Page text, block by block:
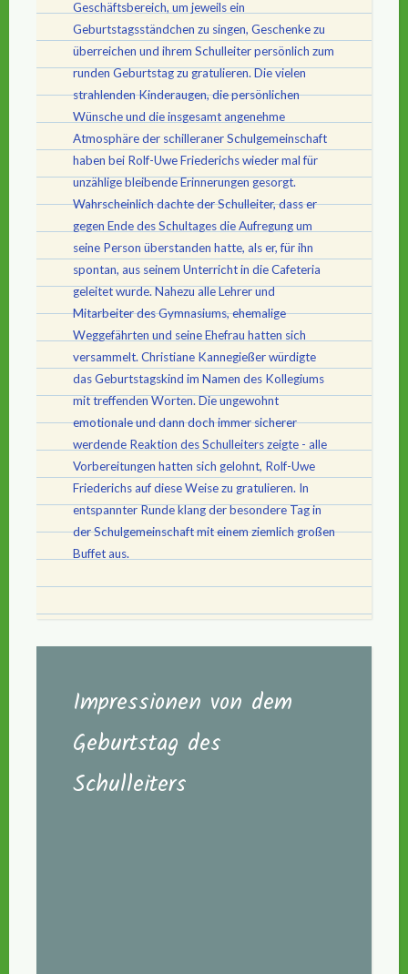
Geschäftsbereich, um jeweils ein
Geburtstagsständchen zu singen, Geschenke zu
überreichen und ihrem Schulleiter persönlich zum
runden Geburtstag zu gratulieren. Die vielen
strahlenden Kinderaugen, die persönlichen
Wünsche und die insgesamt angenehme
Atmosphäre der schilleraner Schulgemeinschaft
haben bei Rolf-Uwe Friederichs wieder mal für
unzählige bleibende Erinnerungen gesorgt.
Wahrscheinlich dachte der Schulleiter, dass er
gegen Ende des Schultages die Aufregung um
seine Person überstanden hatte, als er, für ihn
spontan, aus seinem Unterricht in die Cafeteria
geleitet wurde. Nahezu alle Lehrer und
Mitarbeiter des Gymnasiums, ehemalige
Weggefährten und seine Ehefrau hatten sich
versammelt. Christiane Kannegießer würdigte
das Geburtstagskind im Namen des Kollegiums
mit treffenden Worten. Die ungewohnt
emotionale und dann doch immer sicherer
werdende Reaktion des Schulleiters zeigte - alle
Vorbereitungen hatten sich gelohnt, Rolf-Uwe
Friederichs auf diese Weise zu gratulieren. In
entspannter Runde klang der besondere Tag in
der Schulgemeinschaft mit einem ziemlich großen
Buffet aus.
Impressionen von dem
Geburtstag des
Schulleiters